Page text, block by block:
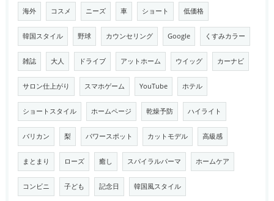
海外 コスメ ニーズ 車 ショート 低価格
韓国スタイル 野球 カウンセリング Google くすみカラー
雑誌 大人 ドライブ アットホーム ウイッグ カーナビ
サロン仕上がり スマホゲーム YouTube ホテル
ショートスタイル ホームページ 乾燥予防 ハイライト
バリカン 梨 パワースポット カットモデル 高級感
まとまり ローズ 癒し スパイラルパーマ ホームケア
コンビニ 子ども 記念日 韓国風スタイル